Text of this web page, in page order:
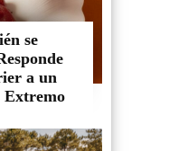
se
a un
Extremo